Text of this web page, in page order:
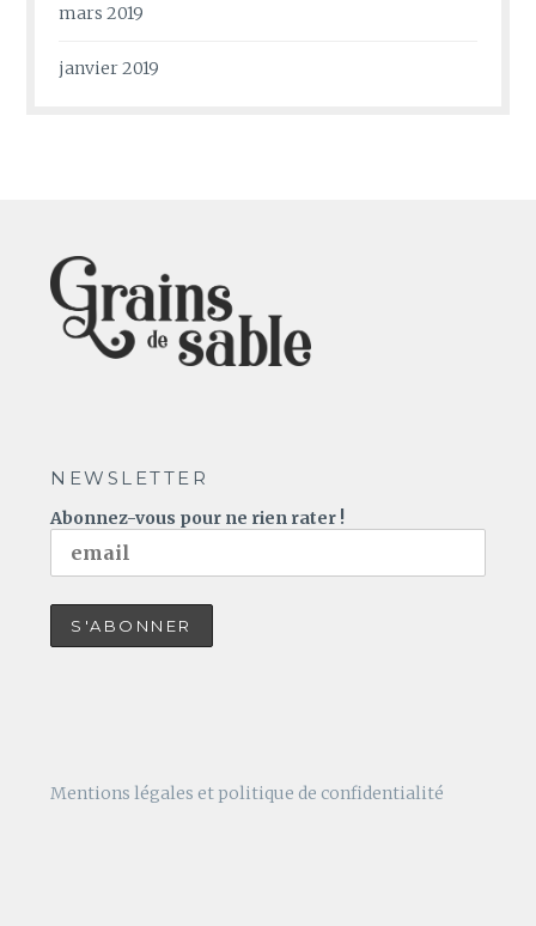
mars 2019
janvier 2019
NEWSLETTER
Abonnez-vous pour ne rien rater !
Mentions légales et politique de confidentialité